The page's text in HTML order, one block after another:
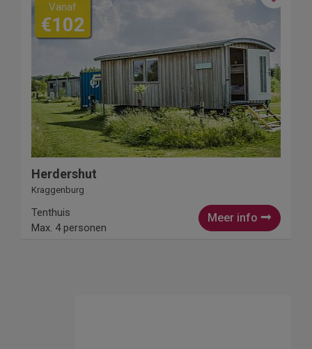
Vanaf
€102
Herdershut
Kraggenburg
Meer info
Tenthuis
Max. 4 personen